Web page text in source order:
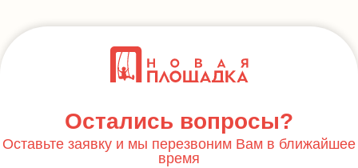
Остались вопросы?
Оставьте заявку и мы перезвоним Вам в ближайшее
время